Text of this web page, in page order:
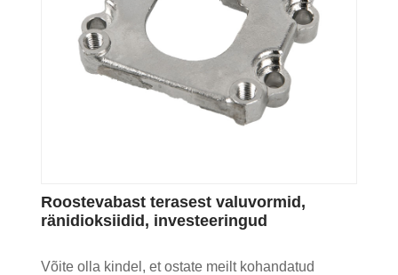
Roostevabast terasest valuvormid,
ränidioksiidid, investeeringud
Võite olla kindel, et ostate meilt kohandatud